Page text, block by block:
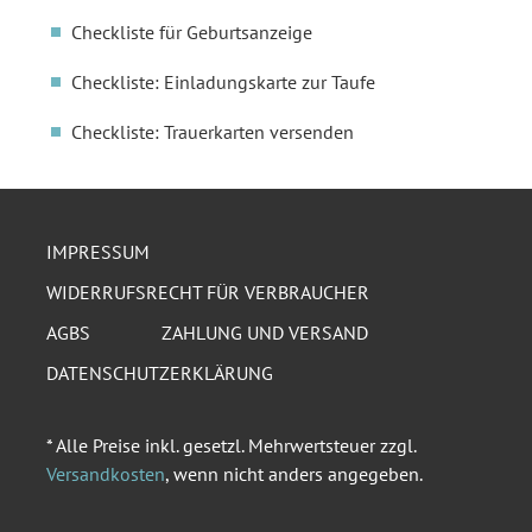
Checkliste für Geburtsanzeige
Checkliste: Einladungskarte zur Taufe
Checkliste: Trauerkarten versenden
IMPRESSUM
WIDERRUFSRECHT FÜR VERBRAUCHER
AGBS
ZAHLUNG UND VERSAND
DATENSCHUTZERKLÄRUNG
* Alle Preise inkl. gesetzl. Mehrwertsteuer zzgl.
Versandkosten, wenn nicht anders angegeben.